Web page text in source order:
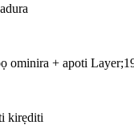
ominira + apoti
kirẹditi